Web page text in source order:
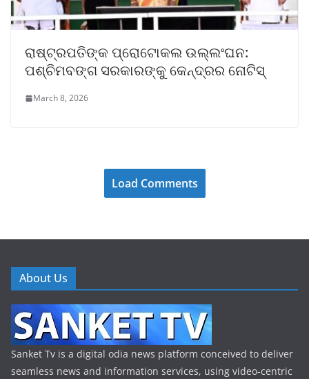
ରାଷ୍ଟ୍ରପତିଙ୍କ ପ୍ରୋଟୋକଲ ଉଲ୍ଲଂଘନ:
ପଶ୍ଚିମବଙ୍ଗ ସରକାରଙ୍କୁ କେନ୍ଦ୍ରର ନୋଟିସ୍
March 8, 2026
Load Comments
About Us
Sanket Tv is a digital odia news platform conceived to deliver
seamless news and information services, using video-centric